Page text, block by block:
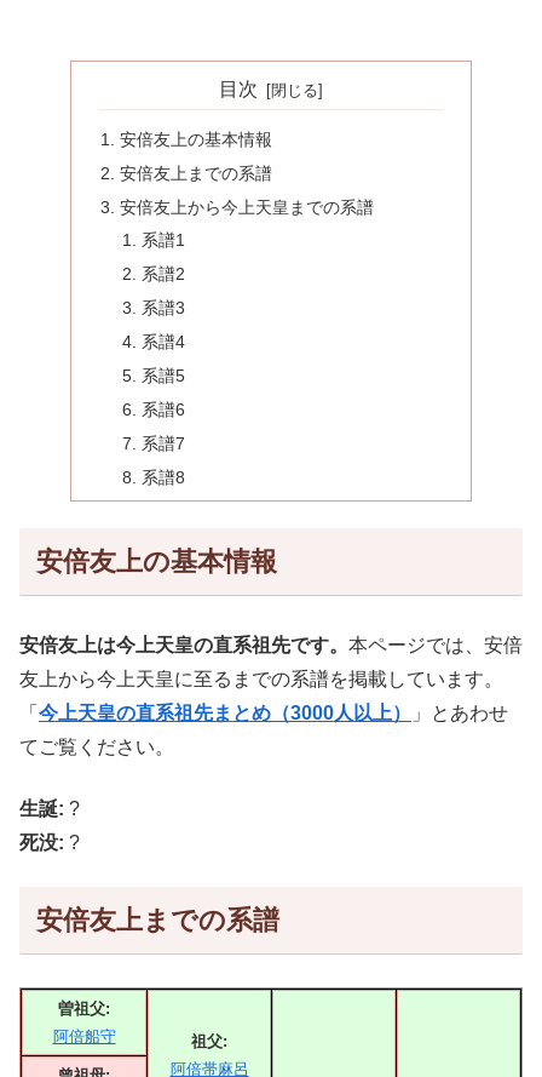
目次
安倍友上の基本情報
安倍友上までの系譜
安倍友上から今上天皇までの系譜
系譜1
系譜2
系譜3
系譜4
系譜5
系譜6
系譜7
系譜8
安倍友上の基本情報
安倍友上は今上天皇の直系祖先です。 本ページでは、安倍
友上から今上天皇に至るまでの系譜を掲載しています。
「 今上天皇の直系祖先まとめ（3000人以上）
」とあわせ
てご覧ください。
生誕: ?
死没: ?
安倍友上までの系譜
曽祖父:
阿倍船守
祖父:
阿倍帯麻呂